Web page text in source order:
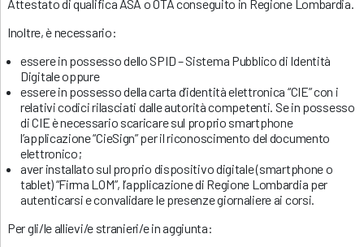
Attestato di qualifica ASA o OTA conseguito in Regione Lombardia.
Inoltre, è necessario:
essere in possesso dello SPID – Sistema Pubblico di Identità
Digitale oppure
essere in possesso della carta d’identità elettronica “CIE” con i
relativi codici rilasciati dalle autorità competenti. Se in possesso
di CIE è necessario scaricare sul proprio smartphone
l’applicazione “CieSign” per il riconoscimento del documento
elettronico;
aver installato sul proprio dispositivo digitale (smartphone o
tablet) “Firma LOM”, l’applicazione di Regione Lombardia per
autenticarsi e convalidare le presenze giornaliere ai corsi.
Per gli/le allievi/e stranieri/e in aggiunta: